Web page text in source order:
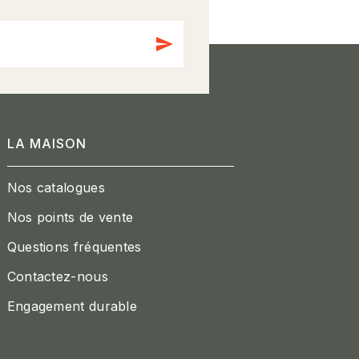
send
LA MAISON
Nos catalogues
Nos points de vente
Questions fréquentes
Contactez-nous
Engagement durable